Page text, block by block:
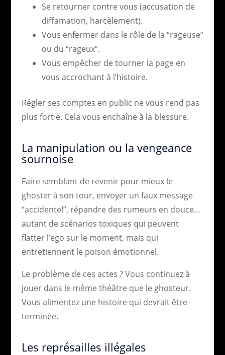
Se retourner contre vous (accusation de
diffamation, harcèlement).
Vous enfermer dans le rôle de la “rageuse”
ou du “rageux”.
Vous empêcher de tourner la page en
vous accrochant à l’histoire.
Régler ses comptes en public ne vous rend pas
plus fort·e. Cela vous enchaîne à la blessure.
La manipulation ou la vengeance
sournoise
Faire semblant de revenir pour mieux le
ghoster à son tour, envoyer un faux message
“accidentel”, répandre des rumeurs en douce…
autant de scénarios toxiques qui peuvent
flatter l’ego sur le moment, mais qui
entretiennent le poison émotionnel.
Le problème de ces actes ? Vous continuez à
jouer dans le même théâtre que le ghosteur.
Vous alimentez une histoire qui devrait être
terminée.
Les représailles illégales